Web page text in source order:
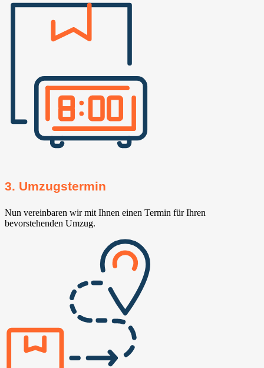
3. Umzugstermin
Nun vereinbaren wir mit Ihnen einen Termin für Ihren
bevorstehenden Umzug.